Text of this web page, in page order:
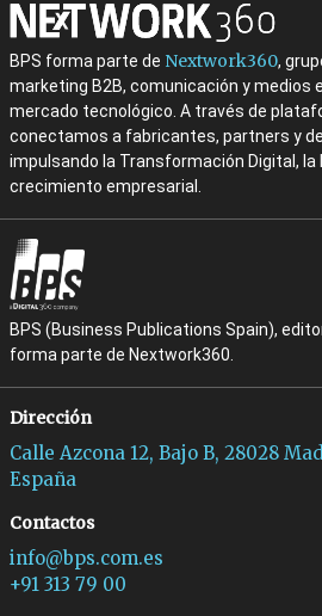
BPS forma parte de Nextwork360,
marketing B2B, comunicación y medios
mercado tecnológico. A través de
conectamos a fabricantes, partners y
impulsando la Transformación Digital, la
crecimiento empresarial.
BPS (Business Publications Spain),
forma parte de Nextwork360.
Dirección
Calle Azcona 12, Bajo B, 28028
España
Contactos
info@bps.com.es
+91 313 79 00